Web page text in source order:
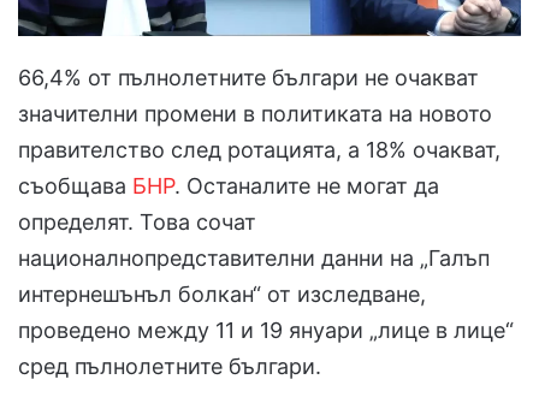
66,4% от пълнолетните българи не очакват
значителни промени в политиката на новото
правителство след ротацията, а 18% очакват,
съобщава БНР. Останалите не могат да
определят. Това сочат
националнопредставителни данни на „Галъп
интернешънъл болкан“ от изследване,
проведено между 11 и 19 януари „лице в лице“
сред пълнолетните българи.